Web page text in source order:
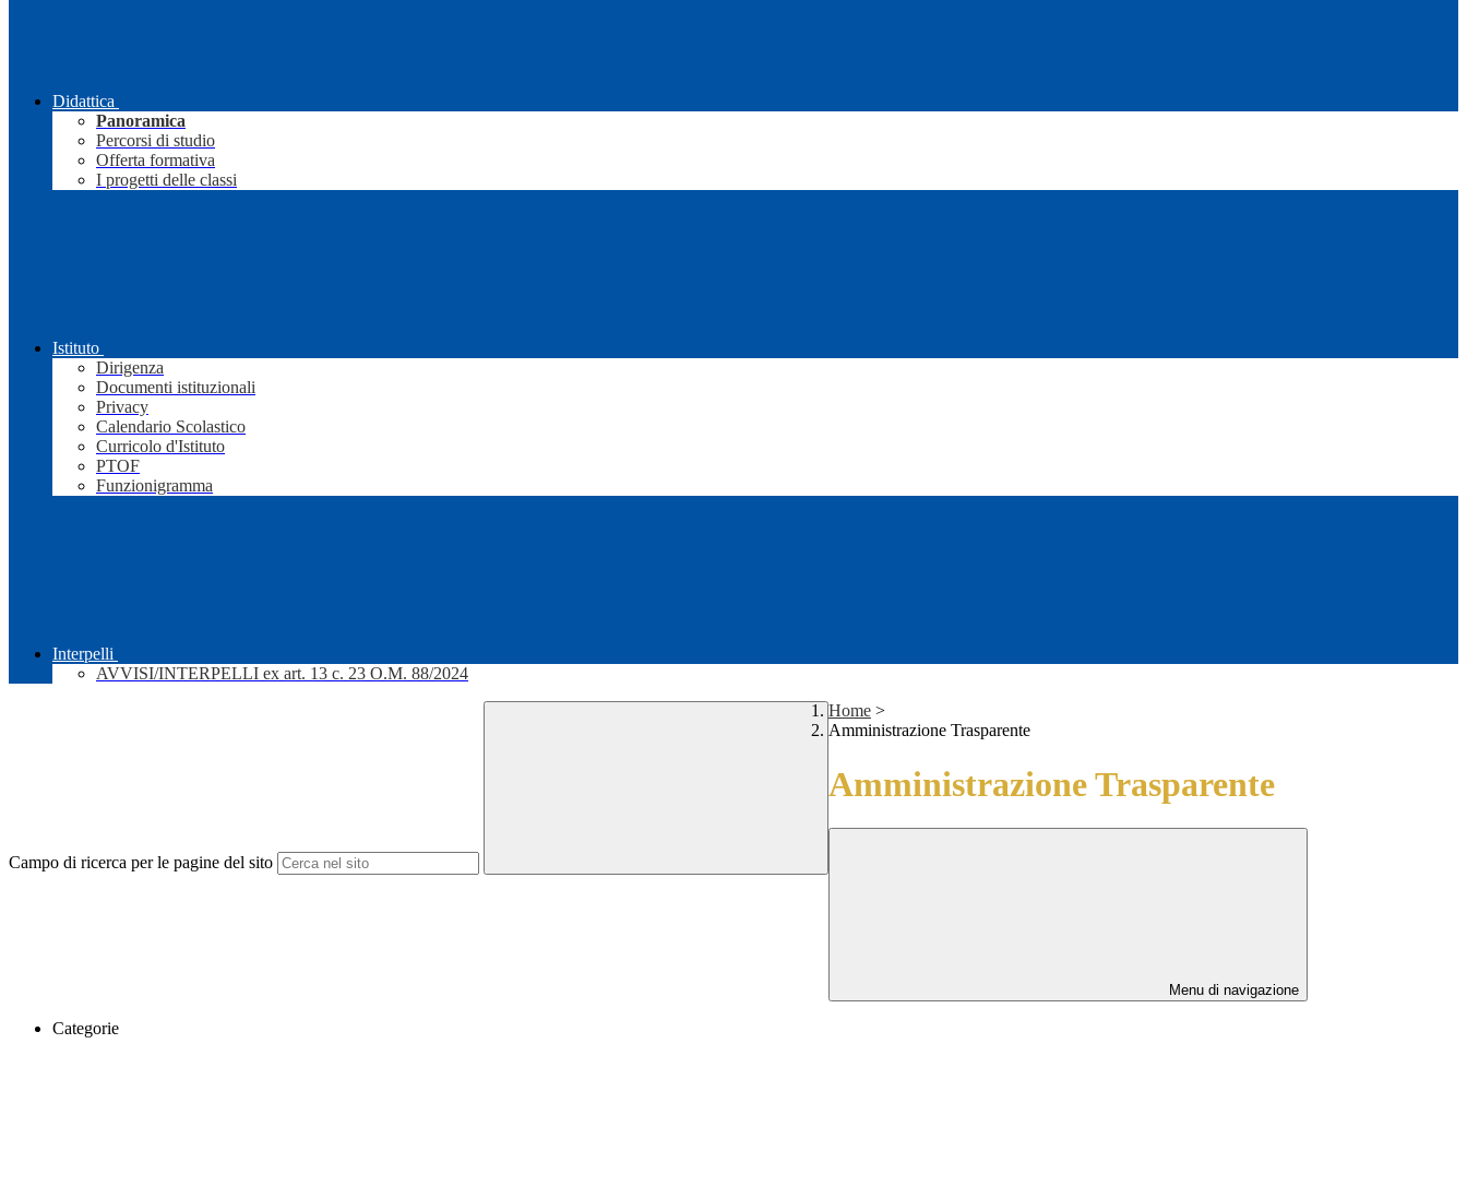
Didattica
Panoramica
Percorsi di studio
Offerta formativa
I progetti delle classi
Istituto
Dirigenza
Documenti istituzionali
Privacy
Calendario Scolastico
Curricolo d'Istituto
PTOF
Funzionigramma
Interpelli
AVVISI/INTERPELLI ex art. 13 c. 23 O.M. 88/2024
Campo di ricerca per le pagine del sito
Home >
Amministrazione Trasparente
Amministrazione Trasparente
Menu di navigazione
Categorie